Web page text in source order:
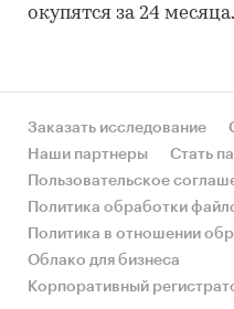
окупятся за 24 месяца.
Заказать исследование
Наши партнеры
Стать
Пользовательское
Политика обработки
Политика в отношении
Облако для бизнеса
Корпоративный